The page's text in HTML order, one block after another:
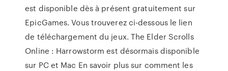
est disponible dès à présent gratuitement sur
EpicGames. Vous trouverez ci-dessous le lien
de téléchargement du jeux. The Elder Scrolls
Online : Harrowstorm est désormais disponible
sur PC et Mac En savoir plus sur comment les